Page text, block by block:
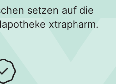
setzen auf die
xtrapharm.